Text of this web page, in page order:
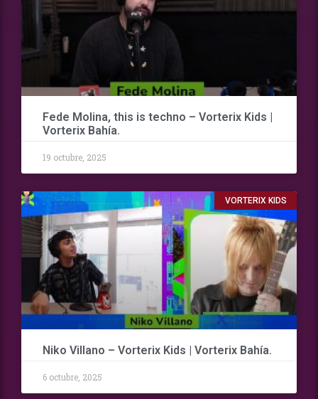
Fede Molina, this is techno – Vorterix Kids |
Vorterix Bahía.
19 octubre, 2025
VORTERIX KIDS
Niko Villano – Vorterix Kids | Vorterix Bahía.
6 octubre, 2025